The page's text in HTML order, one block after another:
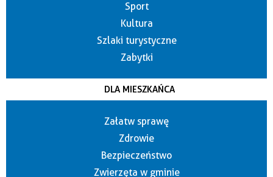
Sport
Kultura
Szlaki turystyczne
Zabytki
DLA MIESZKAŃCA
Załatw sprawę
Zdrowie
Bezpieczeństwo
Zwierzęta w gminie